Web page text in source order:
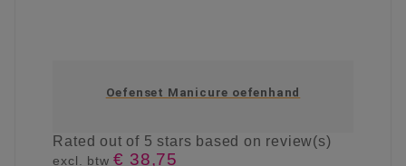
Oefenset Manicure oefenhand
Ratedout of 5 stars based on review(s)
excl. btw€ 38,75